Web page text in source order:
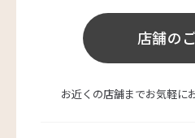
店舗の
お近くの店舗までお気軽に